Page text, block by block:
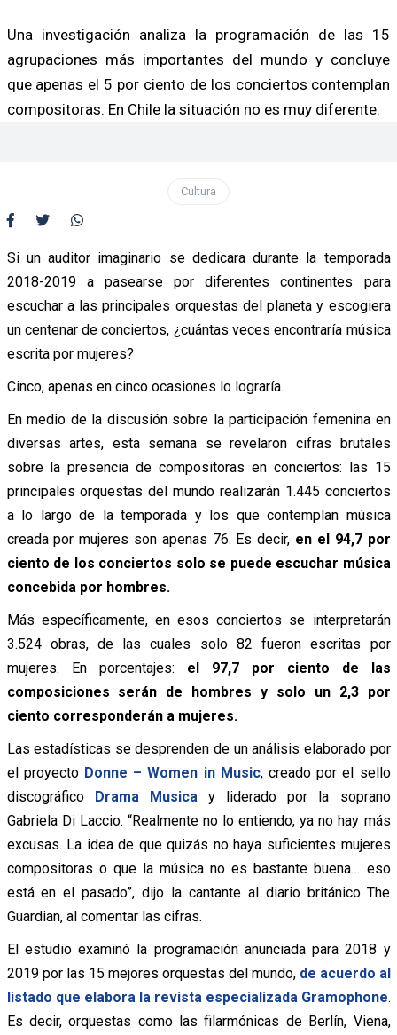
Una investigación analiza la programación de las 15
agrupaciones más importantes del mundo y concluye
que apenas el 5 por ciento de los conciertos contemplan
compositoras. En Chile la situación no es muy diferente.
Cultura
Si un auditor imaginario se dedicara durante la temporada
2018-2019 a pasearse por diferentes continentes para
escuchar a las principales orquestas del planeta y escogiera
un centenar de conciertos, ¿cuántas veces encontraría música
escrita por mujeres?
Cinco, apenas en cinco ocasiones lo lograría.
En medio de la discusión sobre la participación femenina en
diversas artes, esta semana se revelaron cifras brutales
sobre la presencia de compositoras en conciertos: las 15
principales orquestas del mundo realizarán 1.445 conciertos
a lo largo de la temporada y los que contemplan música
creada por mujeres son apenas 76. Es decir, en el 94,7 por
ciento de los conciertos solo se puede escuchar música
concebida por hombres.
Más específicamente, en esos conciertos se interpretarán
3.524 obras, de las cuales solo 82 fueron escritas por
mujeres. En porcentajes: el 97,7 por ciento de las
composiciones serán de hombres y solo un 2,3 por
ciento corresponderán a mujeres.
Las estadísticas se desprenden de un análisis elaborado por
el proyecto Donne – Women in Music, creado por el sello
discográfico Drama Musica y liderado por la soprano
Gabriela Di Laccio. “Realmente no lo entiendo, ya no hay más
excusas. La idea de que quizás no haya suficientes mujeres
compositoras o que la música no es bastante buena… eso
está en el pasado”, dijo la cantante al diario británico The
Guardian, al comentar las cifras.
El estudio examinó la programación anunciada para 2018 y
2019 por las 15 mejores orquestas del mundo,de acuerdo al
listado que elabora la revista especializada Gramophone.
Es decir, orquestas como las filarmónicas de Berlín, Viena,